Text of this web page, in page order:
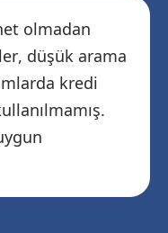
olmadan
düşük arama
kredi